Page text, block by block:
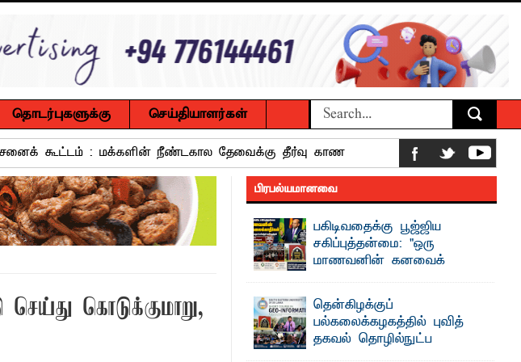
தொடர்புகளுக்கு செய்தியாளர்கள்
கூட்டம் : மக்களின் நீண்டகால தேவைக்கு தீர்வு காண
– தென்கிழக்குப் பல்கலைக்கழக உபவேந்தர் வலியுறுத்தல்
– மனித உரிமைகள் செயற்பாட்டாளர் அருட்பணி லூக்ஜோன்
பதிவு, 23 மோட்டார் சைக்கிள்கள் பறிமுதல்
கொடுக்குமாறு,
பிரபல்யமானவை
பகிடிவதைக்கு பூஜ்ஜிய
சகிப்புத்தன்மை: "ஒரு
மாணவனின் கனவைக்
கலைக்காதீர்கள்" –
தென்கிழக்குப் பல்கலைக்கழக உபவேந்தர்
வலியுறுத்தல்
"ஒ ரு மாணவனின் அல்லது மாணவியின்
கனவு என்னால் கலைக்கப்படாது" என்ற
தென்கிழக்குப்
பல்கலைக்கழகத்தில் புவித்
தகவல் தொழில்நுட்ப